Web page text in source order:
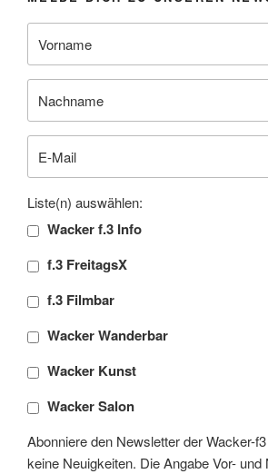
Liste(n) auswählen:
Wacker f.3 Info
f.3 FreitagsX
f.3 Filmbar
Wacker Wanderbar
Wacker Kunst
Wacker Salon
Abonniere den Newsletter der Wacker-
keine Neuigkeiten. Die Angabe Vor-